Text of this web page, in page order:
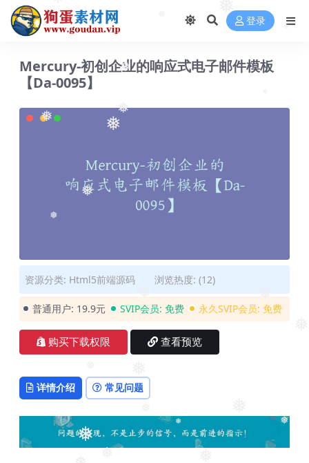
❅ ❅
❅
❅
❅
❅
❅
❅
❅
❅ 登录
Mercury-初创企业的响应式电子邮件模板
【Da-0095】
资源分类: Html5前端源码 浏览热度: (12)
普通用户: 19.9元 SVIP会员: 免费 永久SVIP会员: 免费
购买下载权限 查看预览
详情介绍 常见问题